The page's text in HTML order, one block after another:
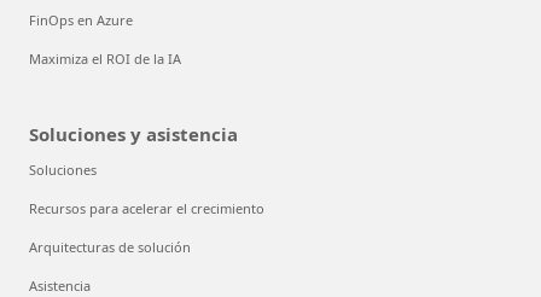
FinOps en Azure
Maximiza el ROI de la IA
Soluciones y asistencia
Soluciones
Recursos para acelerar el crecimiento
Arquitecturas de solución
Asistencia